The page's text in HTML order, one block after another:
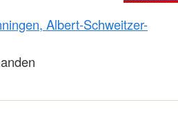
Albert-Schweitzer-